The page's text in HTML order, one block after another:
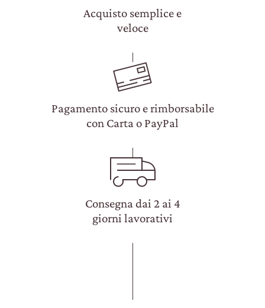
Acquisto semplice e
veloce
Pagamento sicuro e rimborsabile
con Carta o PayPal
Consegna dai 2 ai 4
giorni lavorativi